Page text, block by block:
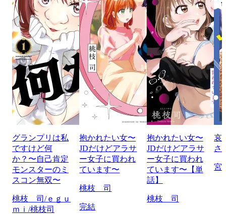
グランプリは私
ですけど何
か？〜自己肯定
モンスターのミ
スコン無双〜
桃枝 司/ｅｇｕ
ｍｉ/桃枝司
抱かれたい女〜
JDだけどアラサ
ー女子に買われ
ています〜
桃枝 司
完結
抱かれたい女〜
JDだけどアラサ
ー女子に買われ
ています〜【単
話】
桃枝 司
哀
さ
宮